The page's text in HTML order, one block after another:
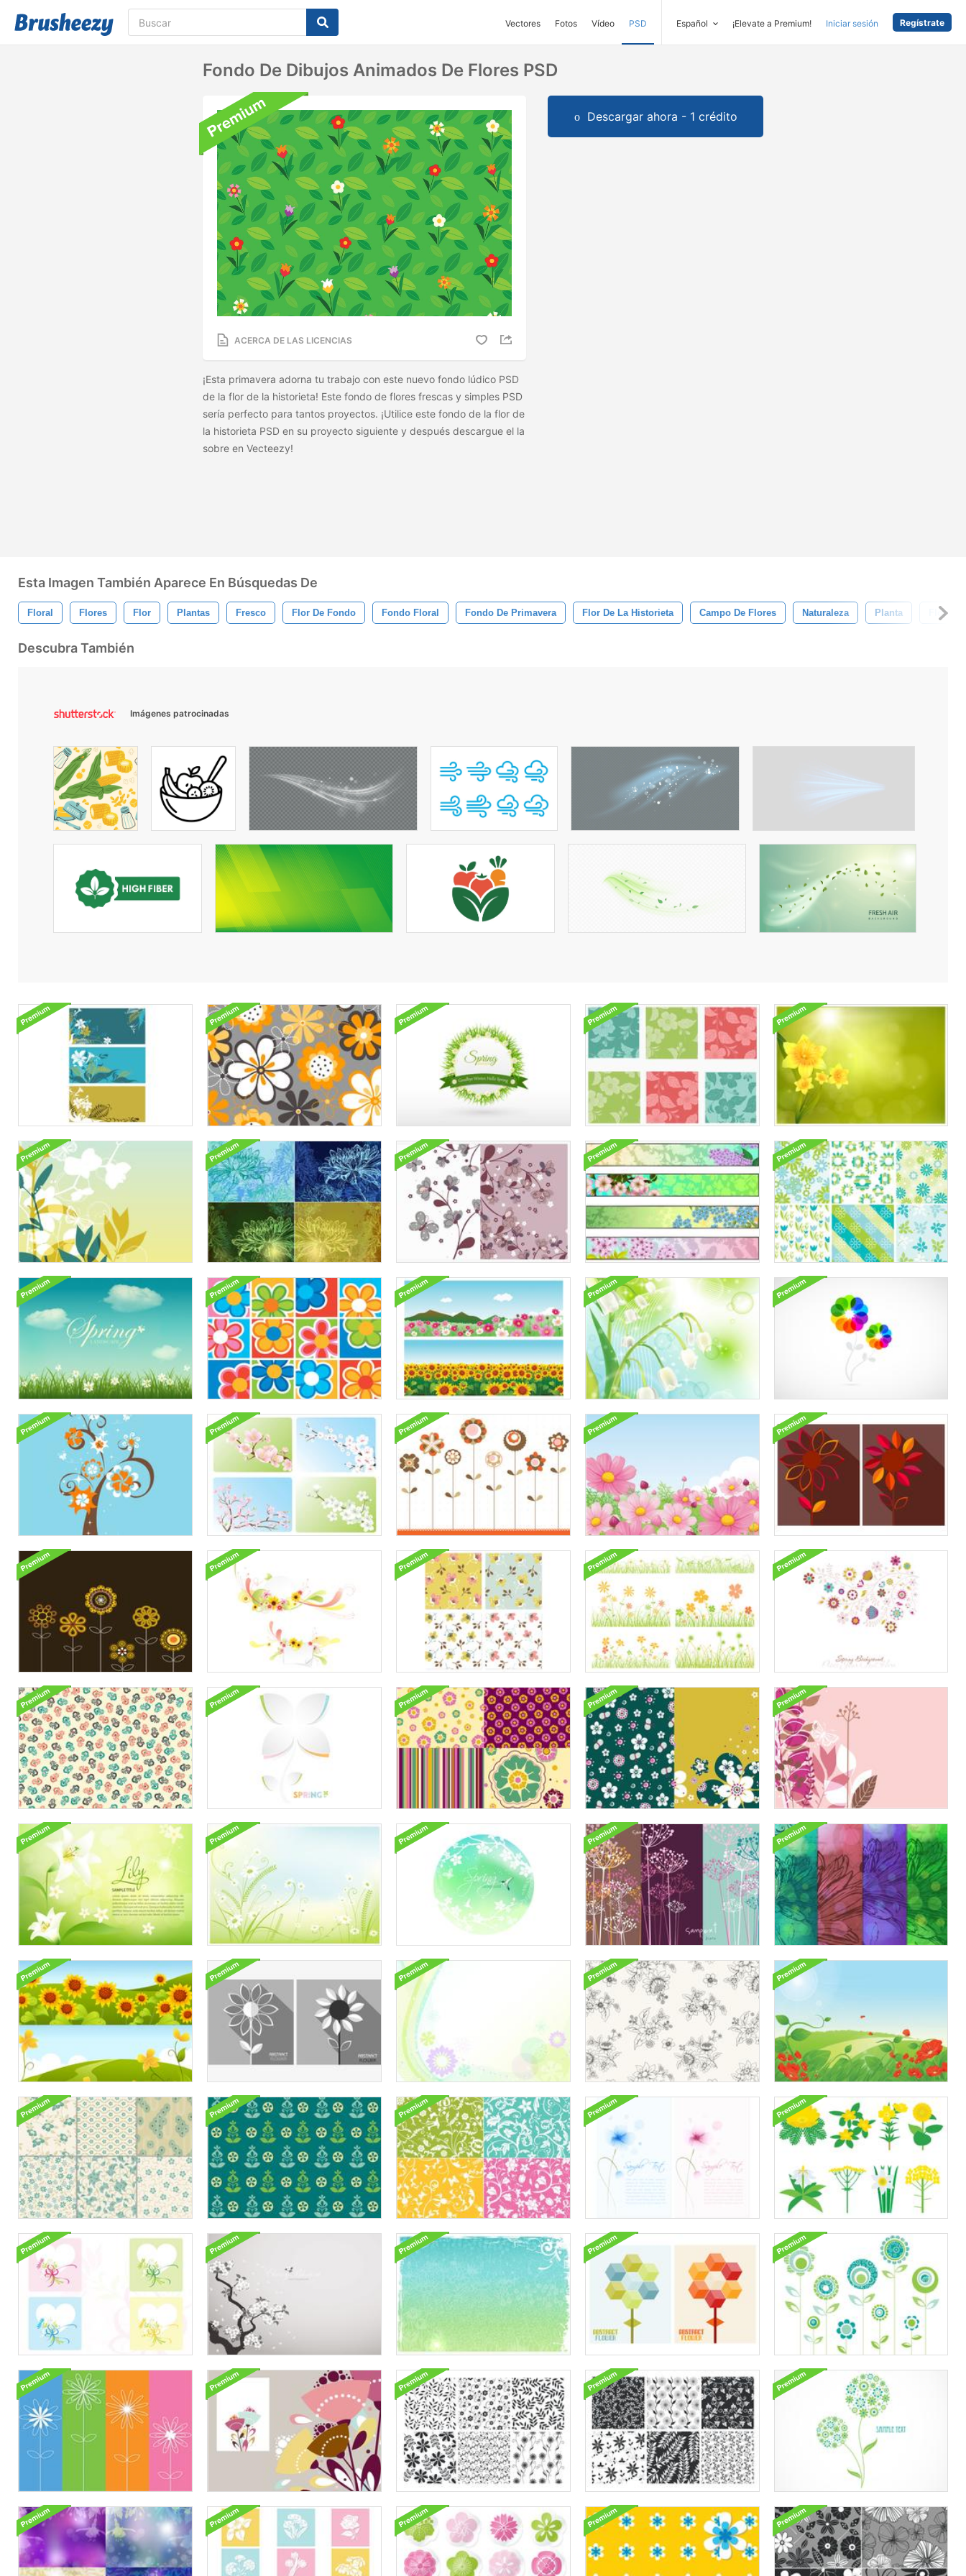
Vectores Fotos Vídeo PSD Español ¡Elevate a Premium! Iniciar sesión Regístrate
Fondo De Dibujos Animados De Flores PSD
ACERCA DE LAS LICENCIAS
¡Esta primavera adorna tu trabajo con este nuevo fondo lúdico PSD
de la flor de la historieta! Este fondo de flores frescas y simples PSD
sería perfecto para tantos proyectos. ¡Utilice este fondo de la flor de
la historieta PSD en su proyecto siguiente y después descargue el la
sobre en Vecteezy!
Descargar ahora - 1 crédito
Esta Imagen También Aparece En Búsquedas De
Floral Flores Flor Plantas Fresco Flor De Fondo Fondo Floral Fondo De Primavera Flor De La Historieta Campo De Flores Naturaleza Planta Florido
Descubra También
Imágenes patrocinadas